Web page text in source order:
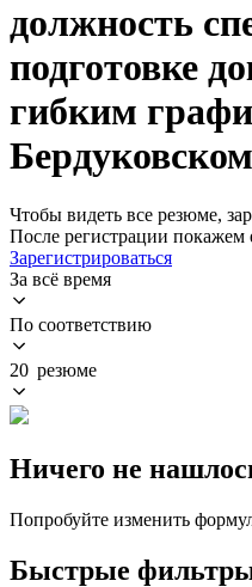
должность
подготовке
гибким
Бердуковском
Чтобы видеть все резюме,
После регистрации
Зарегистрироваться
За всё время
По соответствию
20 резюме
Ничего не
Попробуйте изменить
Быстрые